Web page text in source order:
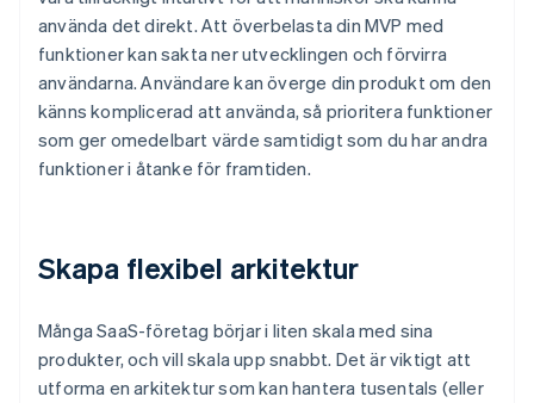
använda det direkt. Att överbelasta din MVP med
funktioner kan sakta ner utvecklingen och förvirra
användarna. Användare kan överge din produkt om den
känns komplicerad att använda, så prioritera funktioner
som ger omedelbart värde samtidigt som du har andra
funktioner i åtanke för framtiden.
Skapa flexibel arkitektur
Många SaaS-företag börjar i liten skala med sina
produkter, och vill skala upp snabbt. Det är viktigt att
utforma en arkitektur som kan hantera tusentals (eller